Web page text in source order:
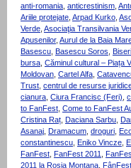
anti-romania, anticrestinism,
Ariile protejate, Arpad Kurko,
Verde, Asociaţia Transilvania
Apusenilor, Aurul de la Baia
Basescu, Basescu Soros,
bursa, Căminul cultural – Piața
Moldovan, Cartel Alfa,
Trust, centrul de resurse
cianura, Ciura Francisc (Feri),
to FanFest, Come to FanFest
Cristina Raț, Daciana Sarbu,
Asanaj, Dramacum, droguri,
constantinescu, Eniko Vincze,
FanFest, FanFest 2011,
2011 la Rosia Montana,